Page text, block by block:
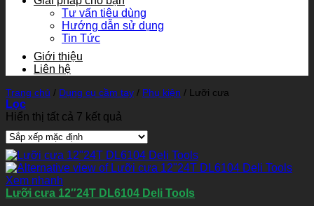
Tư vấn tiêu dùng
Hướng dẫn sử dụng
Tin Tức
Giới thiệu
Liên hệ
Trang chủ / Dụng cụ cầm tay / Phụ kiện / Lưỡi cưa
Lọc
Hiển thị tất cả 7 kết quả
Xem nhanh
Lưỡi cưa 12″24T DL6104 Deli Tools